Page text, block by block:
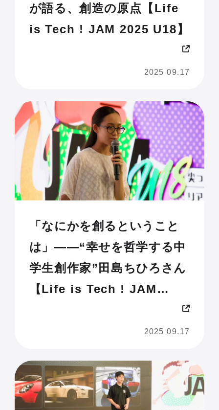
が語る、創造の原点【Life
is Tech ! JAM 2025 U18】
2025 09.17
「なにかを創るということ
は」——“幸せを哲学する中
学生創作家”田島ちひろさん
【Life is Tech ! JAM
2025 09.17